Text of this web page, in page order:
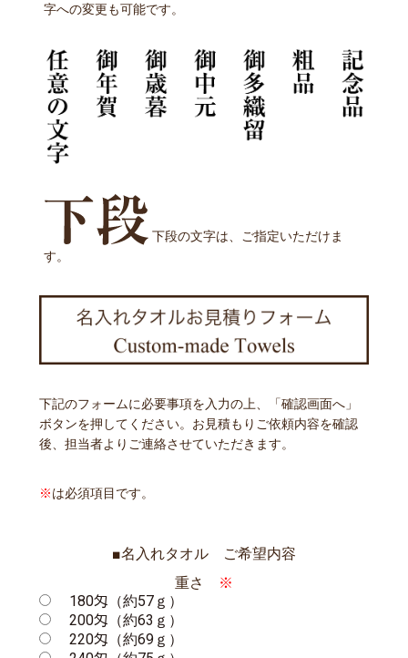
字への変更も可能です。
下段の文字は、ご指定いただけま
す。
下記のフォームに必要事項を入力の上、「確認画面へ」
ボタンを押してください。お見積もりご依頼内容を確認
後、担当者よりご連絡させていただきます。
※は必須項目です。
■名入れタオル ご希望内容
重さ
※
180匁（約57ｇ）
200匁（約63ｇ）
220匁（約69ｇ）